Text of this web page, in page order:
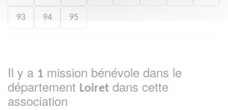
93 94 95
Il y a 1 mission bénévole dans le
département Loiret dans cette
association